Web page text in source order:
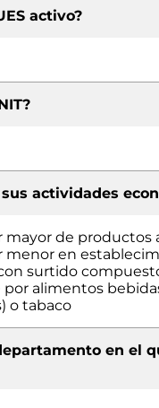
activo?
actividades
mayor de productos
menor en
surtido
alimentos
o tabaco
en el